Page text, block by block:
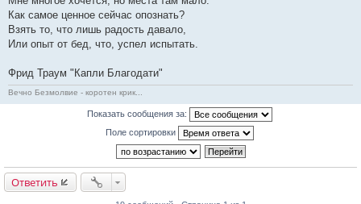
Как самое ценное сейчас опознать?
Взять то, что лишь радость давало,
Или опыт от бед, что, успел испытать.
Фрид Траум "Капли Благодати"
Вечно Безмолвие - коротен крик...
Показать сообщения за:
Поле сортировки
Ответить